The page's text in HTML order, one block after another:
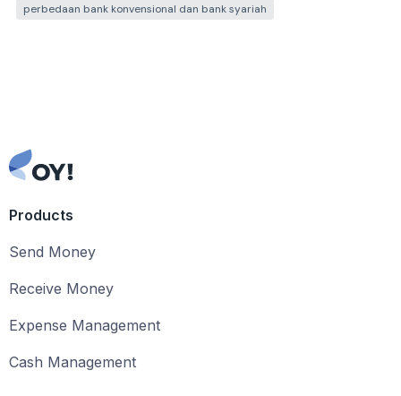
perbedaan bank konvensional dan bank syariah
Products
Send Money
Receive Money
Expense Management
Cash Management